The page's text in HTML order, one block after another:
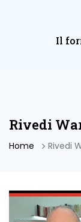
Il
Rivedi
Home Rivedi